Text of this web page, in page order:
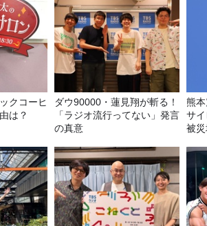
クコーヒ
は？
ダウ90000・蓮見翔が斬る！
「ラジオ流行ってない」発言
の真意
熊
サイ
被